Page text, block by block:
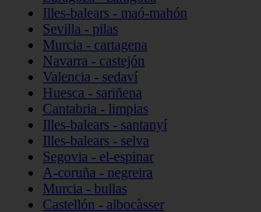
Illes-balears - maó-mahón
Sevilla - pilas
Murcia - cartagena
Navarra - castejón
Valencia - sedaví
Huesca - sariñena
Cantabria - limpias
Illes-balears - santanyí
Illes-balears - selva
Segovia - el-espinar
A-coruña - negreira
Murcia - bullas
Castellón - albocàsser